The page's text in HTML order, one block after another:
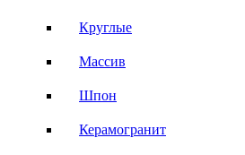
Круглые
Массив
Шпон
Керамогранит